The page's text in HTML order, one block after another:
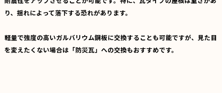
り、揺れによって落下する恐れがあります。
軽量で強度の高いガルバリウム鋼板に交換することも可能ですが、見た目
を変えたくない場合は「防災瓦」への交換もおすすめです。